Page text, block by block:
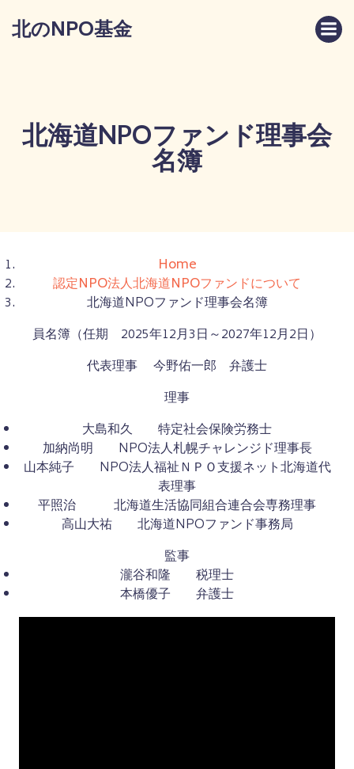
キ
ッ
プ
北のNPO基金
北海道NPOファンド理事会
名簿
Home
認定NPO法人北海道NPOファンドについて
北海道NPOファンド理事会名簿
員名簿（任期 2025年12月3日～2027年12月2日）
代表理事 今野佑一郎 弁護士
理事
大島和久 特定社会保険労務士
加納尚明 NPO法人札幌チャレンジド理事長
山本純子 NPO法人福祉ＮＰＯ支援ネット北海道代
表理事
平照治 北海道生活協同組合連合会専務理事
高山大祐 北海道NPOファンド事務局
監事
瀧谷和隆 税理士
本橋優子 弁護士